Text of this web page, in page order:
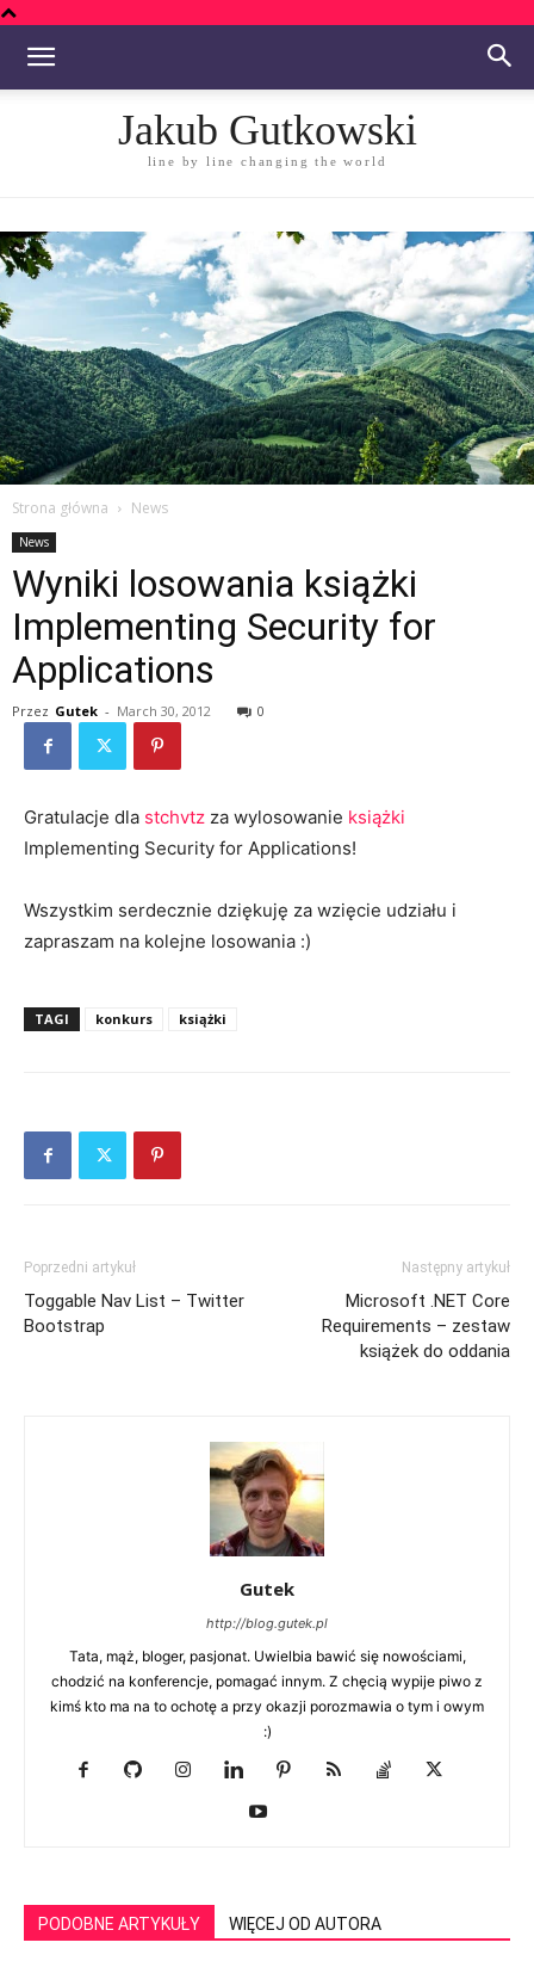
Jakub Gutkowski
line by line changing the world
Strona główna News
News
Wyniki losowania książki
Implementing Security for
Applications
Przez Gutek - March 30, 2012 0
Gratulacje dla stchvtz za wylosowanie książki
Implementing Security for Applications!
Wszystkim serdecznie dziękuję za wzięcie udziału i
zapraszam na kolejne losowania :)
TAGI konkurs książki
Poprzedni artykuł
Toggable Nav List – Twitter
Bootstrap
Następny artykuł
Microsoft .NET Core
Requirements – zestaw
książek do oddania
Gutek
http://blog.gutek.pl
Tata, mąż, bloger, pasjonat. Uwielbia bawić się nowościami,
chodzić na konferencje, pomagać innym. Z chęcią wypije piwo z
kimś kto ma na to ochotę a przy okazji porozmawia o tym i owym
:)
PODOBNE ARTYKUŁY WIĘCEJ OD AUTORA